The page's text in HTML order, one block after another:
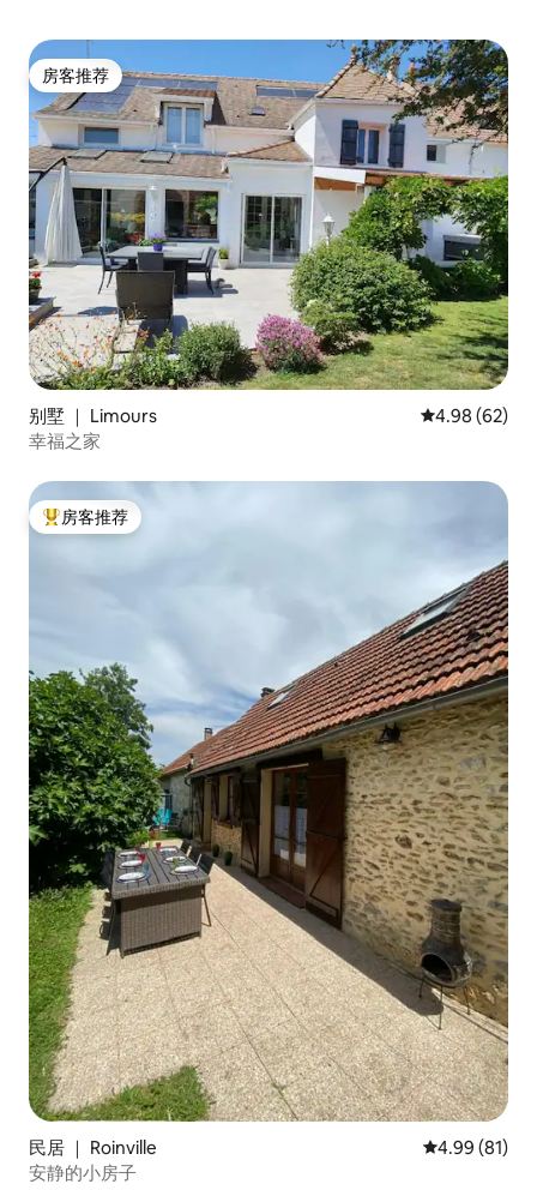
房客推荐
房客推荐
别墅 ｜ Limours 平均评分 4.98
4.98 (62)
幸福之家
热门「房客推荐」
房客推荐
民居 ｜ Roinville 平均评分
4.99 (81)
安静的小房子